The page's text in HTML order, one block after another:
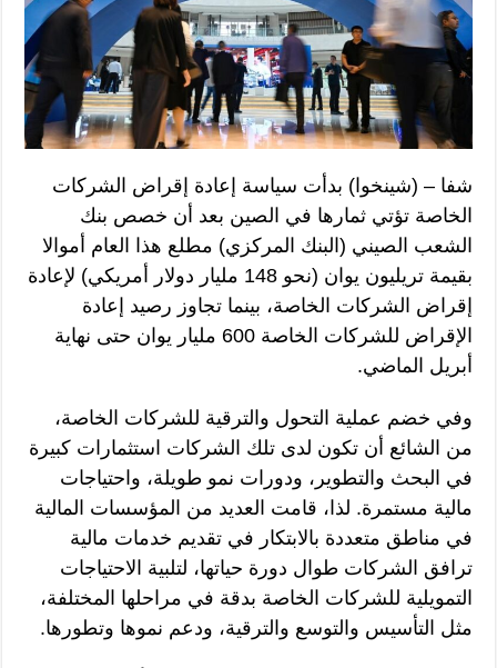
شفا – (شينخوا) بدأت سياسة إعادة إقراض الشركات
الخاصة تؤتي ثمارها في الصين بعد أن خصص بنك
الشعب الصيني (البنك المركزي) مطلع هذا العام أموالا
بقيمة تريليون يوان (نحو 148 مليار دولار أمريكي) لإعادة
إقراض الشركات الخاصة، بينما تجاوز رصيد إعادة
الإقراض للشركات الخاصة 600 مليار يوان حتى نهاية
أبريل الماضي.
وفي خضم عملية التحول والترقية للشركات الخاصة،
من الشائع أن تكون لدى تلك الشركات استثمارات كبيرة
في البحث والتطوير، ودورات نمو طويلة، واحتياجات
مالية مستمرة. لذا، قامت العديد من المؤسسات المالية
في مناطق متعددة بالابتكار في تقديم خدمات مالية
ترافق الشركات طوال دورة حياتها، لتلبية الاحتياجات
التمويلية للشركات الخاصة بدقة في مراحلها المختلفة،
مثل التأسيس والتوسع والترقية، ودعم نموها وتطورها.